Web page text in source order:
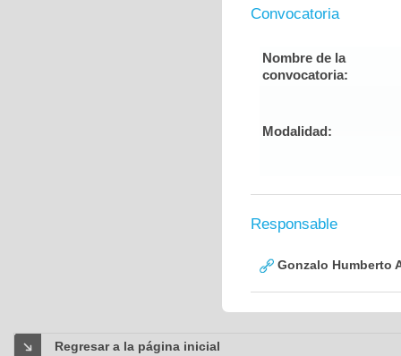
Convocatoria
Nombre de la
convocatoria:
Modalidad:
Responsable
Gonzalo Humberto
Regresar a la página inicial